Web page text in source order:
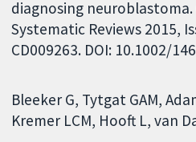
diagnosing
Systematic Reviews 2015,
CD009263. DOI: 10.1002/
Bleeker G Tytgat GAM
Kremer LCM Hooft L van